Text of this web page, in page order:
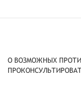
О ВОЗМОЖНЫХ